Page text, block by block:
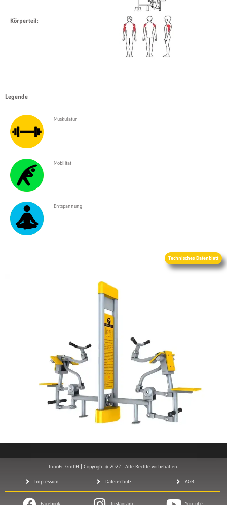
Körperteil:
Legende
Muskulatur
Mobilität
Entspannung
Technisches Datenblatt
InnoFit GmbH | Copyright © 2022 | Alle Rechte vorbehalten.
Impressum Datenschutz AGB